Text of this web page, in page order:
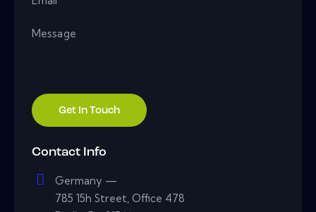
Contact Info
Germany —
785 15h Street, Office 478